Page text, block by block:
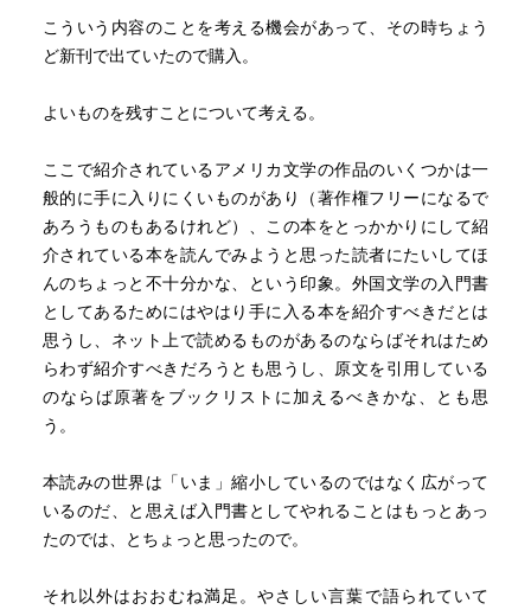
こういう内容のことを考える機会があって、その時ちょう
ど新刊で出ていたので購入。
よいものを残すことについて考える。
ここで紹介されているアメリカ文学の作品のいくつかは一
般的に手に入りにくいものがあり（著作権フリーになるで
あろうものもあるけれど）、この本をとっかかりにして紹
介されている本を読んでみようと思った読者にたいしてほ
んのちょっと不十分かな、という印象。外国文学の入門書
としてあるためにはやはり手に入る本を紹介すべきだとは
思うし、ネット上で読めるものがあるのならばそれはため
らわず紹介すべきだろうとも思うし、原文を引用している
のならば原著をブックリストに加えるべきかな、とも思
う。
本読みの世界は「いま」縮小しているのではなく広がって
いるのだ、と思えば入門書としてやれることはもっとあっ
たのでは、とちょっと思ったので。
それ以外はおおむね満足。やさしい言葉で語られていて